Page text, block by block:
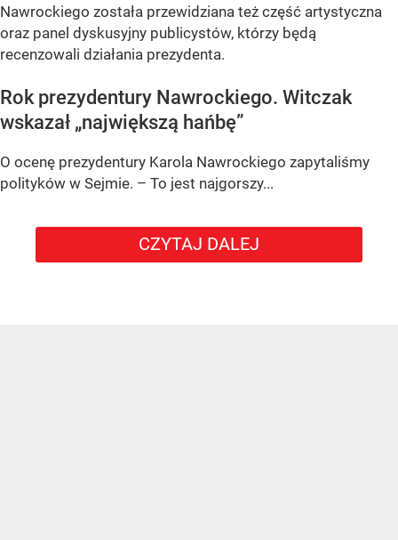
Nawrockiego została przewidziana też część artystyczna
oraz panel dyskusyjny publicystów, którzy będą
recenzowali działania prezydenta.
Rok prezydentury Nawrockiego. Witczak
wskazał „największą hańbę”
O ocenę prezydentury Karola Nawrockiego zapytaliśmy
polityków w Sejmie. – To jest najgorszy...
CZYTAJ DALEJ